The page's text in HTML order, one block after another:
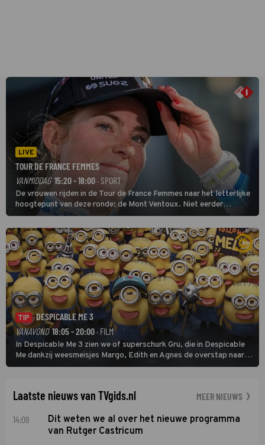
LIVE
TOUR DE FRANCE FEMMES
VANMIDDAG 15:20 - 18:00 · SPORT
De vrouwen rijden in de Tour de France Femmes naar het letterlijke
hoogtepunt van deze ronde: de Mont Ventoux. Niet eerder
finishten de vrouwen voor deze koers op deze kale col uit de
buitencategorie. De aanloop naar de slotklim is vlak.
TIP
DESPICABLE ME 3
VANAVOND 18:05 - 20:00· FILM
In Despicable Me 3 zien we of superschurk Gru, die in Despicable
Me dankzij weesmeisjes Margo, Edith en Agnes de overstap naar
het rechte pad maakte, ook op dat pad weet te blijven.
Laatste nieuws van TVgids.nl MEER NIEUWS
14:09
Dit weten we al over het nieuwe programma
van Rutger Castricum